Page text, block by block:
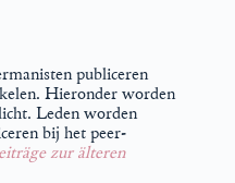
publiceren
Hieronder worden
Leden worden
bij het peer-
zur älteren